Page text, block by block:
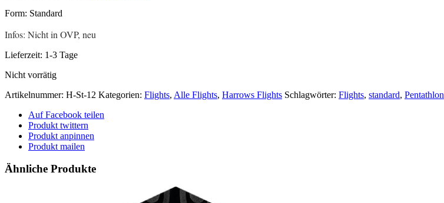
Form: Standard
Infos: Nicht in OVP, neu
Lieferzeit: 1-3 Tage
Nicht vorrätig
Artikelnummer: H-St-12 Kategorien: Flights, Alle Flights, Harrows Flights Schlagwörter: Flights, standard, Pentathlon
Auf Facebook teilen
Produkt twittern
Produkt anpinnen
Produkt mailen
Ähnliche Produkte